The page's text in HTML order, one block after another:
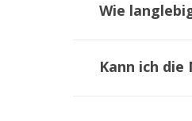
Wie
Kann ich